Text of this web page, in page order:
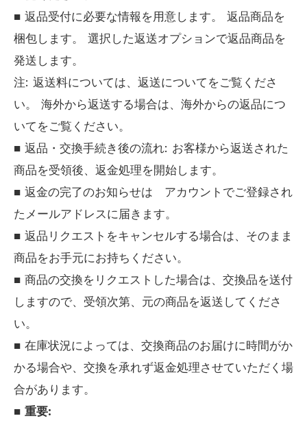
■ 返品受付に必要な情報を用意します。 返品商品を
梱包します。 選択した返送オプションで返品商品を
発送します。
注: 返送料については、返送についてをご覧くださ
い。 海外から返送する場合は、海外からの返品につ
いてをご覧ください。
■ 返品・交換手続き後の流れ: お客様から返送された
商品を受領後、返金処理を開始します。
■ 返金の完了のお知らせは アカウントでご登録され
たメールアドレスに届きます。
■ 返品リクエストをキャンセルする場合は、そのまま
商品をお手元にお持ちください。
■ 商品の交換をリクエストした場合は、交換品を送付
しますので、受領次第、元の商品を返送してくださ
い。
■ 在庫状況によっては、交換商品のお届けに時間がか
かる場合や、交換を承れず返金処理させていただく場
合があります。
■ 重要: